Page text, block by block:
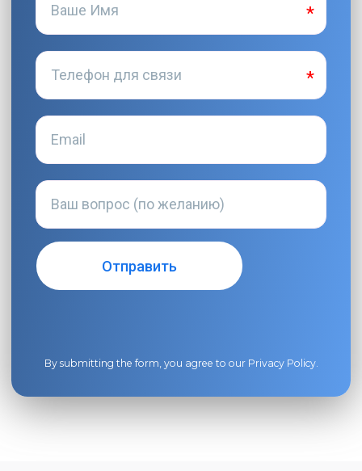
By submitting the form, you agree to our Privacy Policy.